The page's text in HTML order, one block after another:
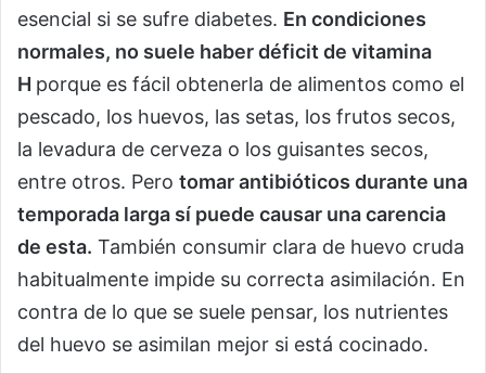
esencial si se sufre diabetes. En condiciones
normales, no suele haber déficit de vitamina
H porque es fácil obtenerla de alimentos como el
pescado, los huevos, las setas, los frutos secos,
la levadura de cerveza o los guisantes secos,
entre otros. Pero tomar antibióticos durante una
temporada larga sí puede causar una carencia
de esta. También consumir clara de huevo cruda
habitualmente impide su correcta asimilación. En
contra de lo que se suele pensar, los nutrientes
del huevo se asimilan mejor si está cocinado.